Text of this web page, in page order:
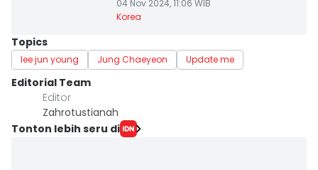
04 Nov 2024, 11:06 WIB
Korea
Topics
lee jun young Jung Chaeyeon Update me
Editorial Team
Editor
Zahrotustianah
Tonton lebih seru di